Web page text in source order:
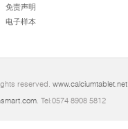
免责声明
电子样本
reserved. www.calciumtablet.net
. Tel:0574 8908 5812